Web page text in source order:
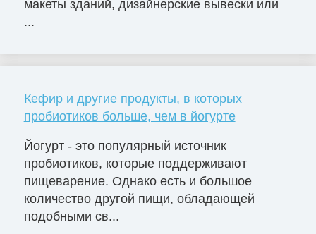
макеты зданий, дизайнерские вывески или
...
Кефир и другие продукты, в которых
пробиотиков больше, чем в йогурте
Йогурт - это популярный источник
пробиотиков, которые поддерживают
пищеварение. Однако есть и большое
количество другой пищи, обладающей
подобными св...